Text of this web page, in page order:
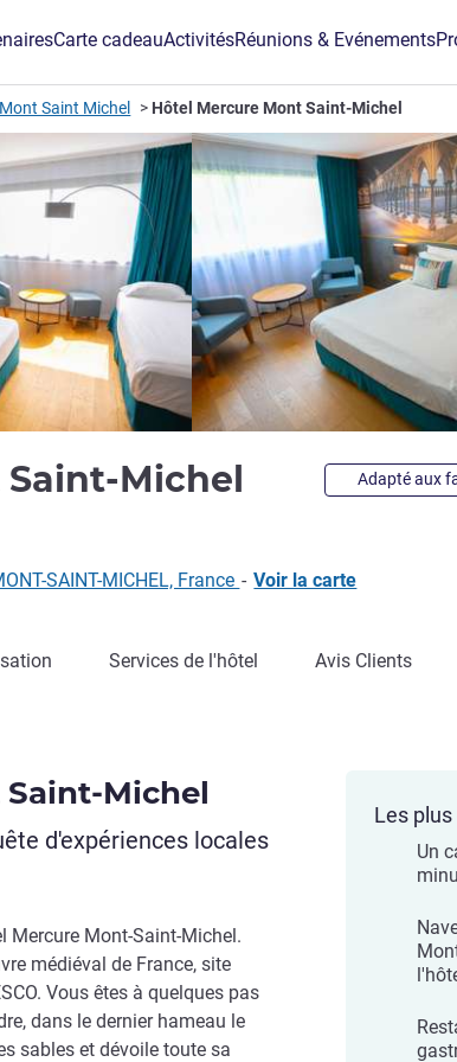
Carte cadeauActivitésRéunions & Evénements
Saint Michel Hôtel Mercure Mont Saint-Michel
Michel 4 étoiles
Adapté aux
SAINT-MICHEL, France - Voir la carte
Services de l'hôtel Avis Clients
Michel
d'expériences locales
Mercure Mont-Saint-Michel.
médiéval de France, site
Vous êtes à quelques pas
dans le dernier hameau le
sables et dévoile toute sa
Les plus
Un